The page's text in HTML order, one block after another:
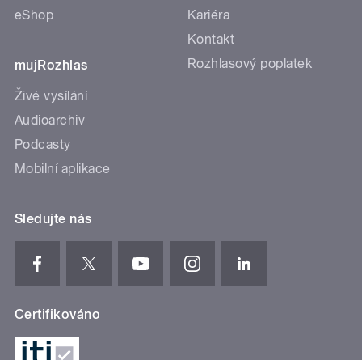
eShop
mujRozhlas
Živé vysílání
Audioarchiv
Podcasty
Mobilní aplikace
Kariéra
Kontakt
Rozhlasový poplatek
Sledujte nás
Certifikováno